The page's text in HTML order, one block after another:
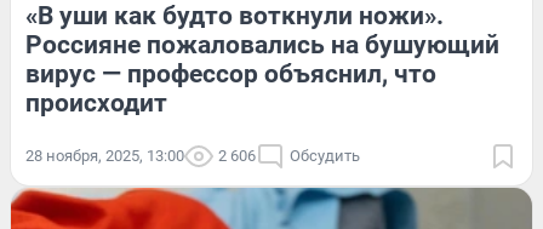
«В уши как будто воткнули ножи».
Россияне пожаловались на бушующий
вирус — профессор объяснил, что
происходит
28 ноября, 2025, 13:00 2 606 Обсудить